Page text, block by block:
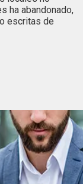
ha abandonado,
escritas de